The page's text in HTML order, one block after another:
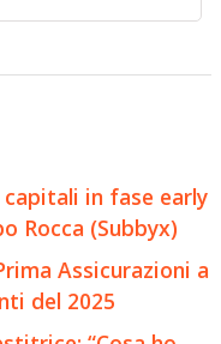
in fase early
Rocca (Subbyx)
Assicurazioni a
del 2025